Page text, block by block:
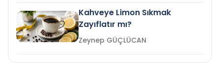
Kahveye Limon Sıkmak
Zayıflatır mı?
Zeynep GÜÇLÜCAN